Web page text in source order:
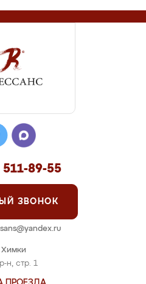
Химки
н, стр. 1
511-89-55
ЗВОНОК